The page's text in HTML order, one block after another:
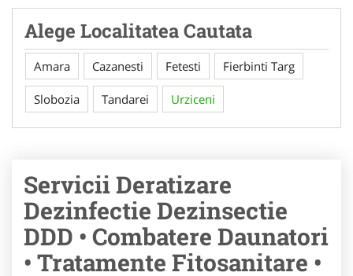
Alege Localitatea Cautata
Amara Cazanesti Fetesti Fierbinti Targ
Slobozia Tandarei Urziceni
Servicii Deratizare
Dezinfectie Dezinsectie
DDD • Combatere Daunatori
• Tratamente Fitosanitare •